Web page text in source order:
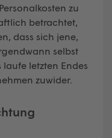
zu
betrachtet,
dass sich jene,
selbst
letzten Endes
zuwider.